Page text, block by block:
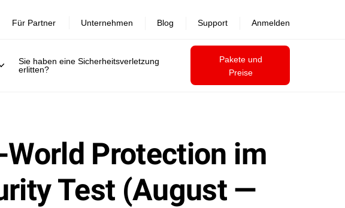
Sie haben eine Sicherheitsverletzung
erlitten?
Pakete und
Preise
Für Partner Unternehmen Blog Support Anmelden
Protection im
Test (August —